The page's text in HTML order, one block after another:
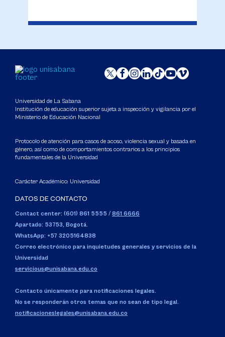
Universidad de La Sabana
Institución de educación superior sujeta a inspección y vigilancia por el
Ministerio de Educación Nacional
Protocolo de atención para casos de acoso, violencia sexual y basada en
género, así como de comportamientos contrarios a los principios
fundamentales de la Universidad
Carácter Académico: Universidad
DATOS DE CONTACTO
Contact center: (601) 861 5555 / 861 6666
Apartado: 53753, Bogotá.
WhatsApp: +57 3205164838
Correo electrónico para inquietudes generales y servicios de la
Universidad
servicious@unisabana.edu.co
Contacto únicamente para notificaciones legales.
No se responderán otros temas que no sean de tipo legal.
notificacioneslegales@unisabana.edu.co